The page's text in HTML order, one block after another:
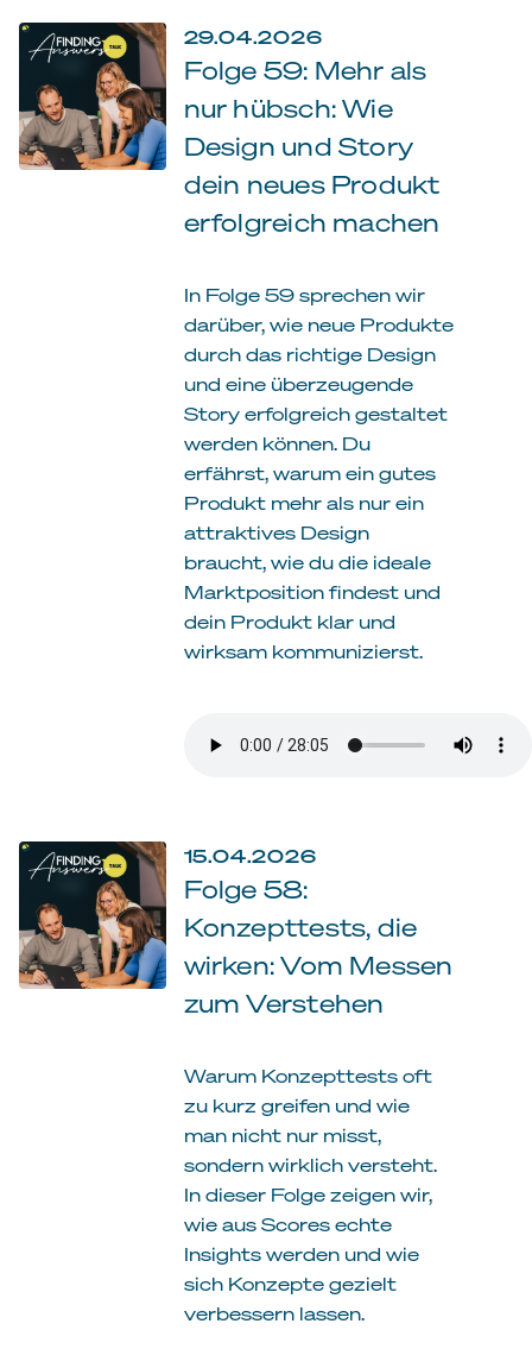
29.04.2026
Folge 59: Mehr als
nur hübsch: Wie
Design und Story
dein neues Produkt
erfolgreich machen
In Folge 59 sprechen wir
darüber, wie neue Produkte
durch das richtige Design
und eine überzeugende
Story erfolgreich gestaltet
werden können. Du
erfährst, warum ein gutes
Produkt mehr als nur ein
attraktives Design
braucht, wie du die ideale
Marktposition findest und
dein Produkt klar und
wirksam kommunizierst.
15.04.2026
Folge 58:
Konzepttests, die
wirken: Vom Messen
zum Verstehen
Warum Konzepttests oft
zu kurz greifen und wie
man nicht nur misst,
sondern wirklich versteht.
In dieser Folge zeigen wir,
wie aus Scores echte
Insights werden und wie
sich Konzepte gezielt
verbessern lassen.